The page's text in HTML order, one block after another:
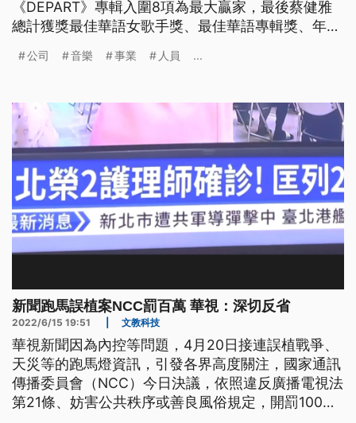
《DEPART》專輯入圍8項為最大贏家，最後蔡健雅
總計獲獎最佳華語女歌手獎、最佳華語專輯獎、年度
打破金曲歌后紀錄。
公司 音樂 事業 人員 ...
新聞跑馬誤植案NCC罰百萬 華視：深切反省
2022/6/15 19:51 文教科技
華視新聞因為內控等問題，4月20日接連誤植戰爭、
天災等的跑馬燈資訊，引發各界高度關注，國家通訊
傳播委員會（NCC）今日決議，依照違反廣播電視法
第21條、妨害公共秩序或善良風俗規定，開罰100萬